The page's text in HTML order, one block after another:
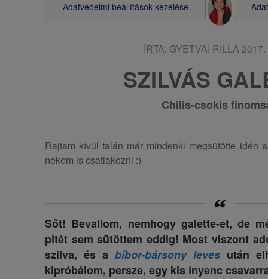
Adatvédelmi beállítások kezelése
ÍRTA: GYETVAI RILLA
SZILVÁS
Chilis-csokis
Rajtam kívül talán már mindenki megsütötte idén
nekem is csatlakozni :)
Sőt! Bevallom, nemhogy galette-et, de
pitét sem sütöttem eddig! Most viszont
szilva, és a bíbor-bársony leves után
kipróbálom, persze, egy kis ínyenc